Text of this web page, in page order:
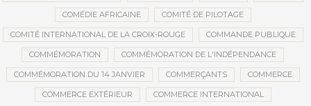
COMÉDIE AFRICAINE COMITÉ DE PILOTAGE
COMITÉ INTERNATIONAL DE LA CROIX-ROUGE COMMANDE PUBLIQUE
COMMÉMORATION COMMÉMORATION DE L'INDÉPENDANCE
COMMÉMORATION DU 14 JANVIER COMMERÇANTS COMMERCE
COMMERCE EXTÉRIEUR COMMERCE INTERNATIONAL